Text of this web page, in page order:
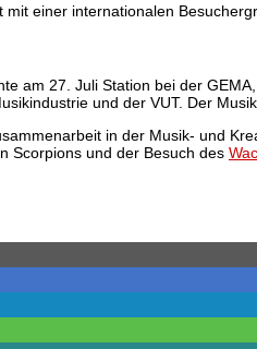
mit einer internationalen
am 27. Juli Station bei der
und der VUT. Der
in der Musik- und
Scorpions und der Besuch des